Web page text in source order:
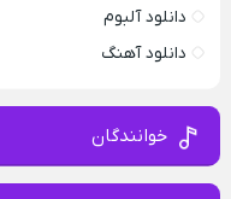
دانلود آلبوم
دانلود آهنگ
خوانندگان